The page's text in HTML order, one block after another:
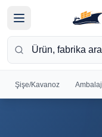
Şişe/Kavanoz Ambalaj